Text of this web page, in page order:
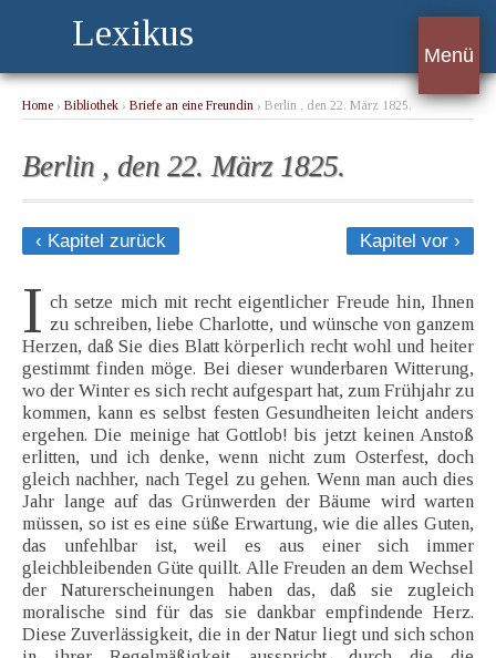
Lexikus
Menü
Home › Bibliothek › Briefe an eine Freundin › Berlin , den 22. März 1825.
Berlin , den 22. März 1825.
‹ Kapitel zurück Kapitel vor ›
I ch setze mich mit recht eigentlicher Freude hin, Ihnen
zu schreiben, liebe Charlotte, und wünsche von ganzem
Herzen, daß Sie dies Blatt körperlich recht wohl und heiter
gestimmt finden möge. Bei dieser wunderbaren Witterung,
wo der Winter es sich recht aufgespart hat, zum Frühjahr zu
kommen, kann es selbst festen Gesundheiten leicht anders
ergehen. Die meinige hat Gottlob! bis jetzt keinen Anstoß
erlitten, und ich denke, wenn nicht zum Osterfest, doch
gleich nachher, nach Tegel zu gehen. Wenn man auch dies
Jahr lange auf das Grünwerden der Bäume wird warten
müssen, so ist es eine süße Erwartung, wie die alles Guten,
das unfehlbar ist, weil es aus einer sich immer
gleichbleibenden Güte quillt. Alle Freuden an dem Wechsel
der Naturerscheinungen haben das, daß sie zugleich
moralische sind für das sie dankbar empfindende Herz.
Diese Zuverlässigkeit, die in der Natur liegt und sich schon